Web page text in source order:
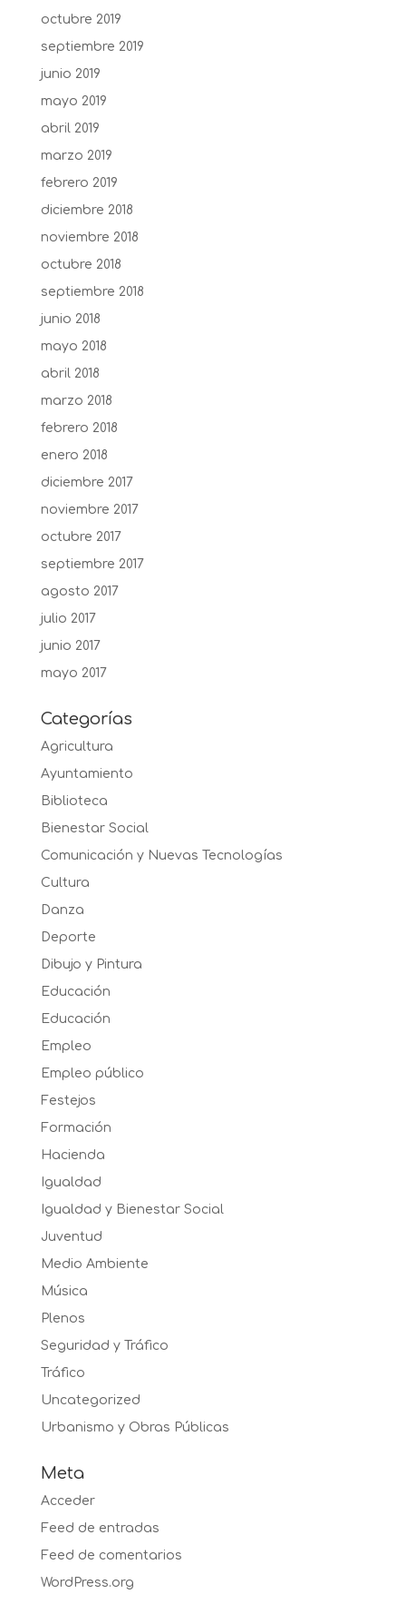
octubre 2019
septiembre 2019
junio 2019
mayo 2019
abril 2019
marzo 2019
febrero 2019
diciembre 2018
noviembre 2018
octubre 2018
septiembre 2018
junio 2018
mayo 2018
abril 2018
marzo 2018
febrero 2018
enero 2018
diciembre 2017
noviembre 2017
octubre 2017
septiembre 2017
agosto 2017
julio 2017
junio 2017
mayo 2017
Categorías
Agricultura
Ayuntamiento
Biblioteca
Bienestar Social
Comunicación y Nuevas Tecnologías
Cultura
Danza
Deporte
Dibujo y Pintura
Educación
Educación
Empleo
Empleo público
Festejos
Formación
Hacienda
Igualdad
Igualdad y Bienestar Social
Juventud
Medio Ambiente
Música
Plenos
Seguridad y Tráfico
Tráfico
Uncategorized
Urbanismo y Obras Públicas
Meta
Acceder
Feed de entradas
Feed de comentarios
WordPress.org